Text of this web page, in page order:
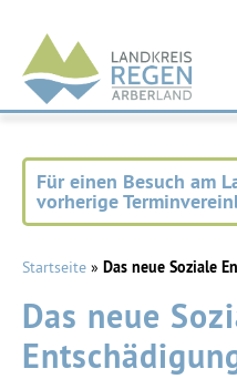
Landkreis
Regen
Für einen Besuch am
vorherige
Startseite » Das neue Soziale
Das neue